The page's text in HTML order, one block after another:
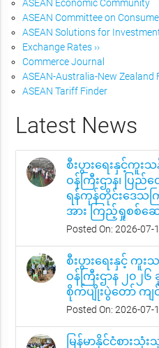
ASEAN Economic Community
ASEAN Committee on
ASEAN Solutions for
Exchange Rates ››
Commerce Journal
ASEAN-Australia-New Zealand
ASEAN Tariff Finder
Latest News
စီးပွားရေးနှင့်ကူးသ
ဝန်ကြီးဌာန၊ ပြည်
ရန်ကုန်တိုင်းဒေသက
အား ကြည့်ရှုစစ်ဆေ
Posted On: 2026-07-
စီးပွားရေးနှင့် ကူး
ဝန်ကြီးဌာန ၂၀၂၆
စိုက်ပျိုးပွဲတော် ကျ
Posted On: 2026-07-
မြန်မာနိုင်ငံစား